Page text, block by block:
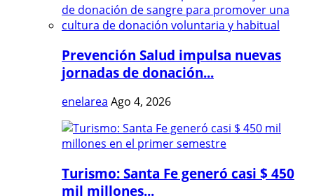
Prevención Salud impulsa nuevas
jornadas de donación...
enelarea Ago 4, 2026
Turismo: Santa Fe generó casi $ 450
mil millones...